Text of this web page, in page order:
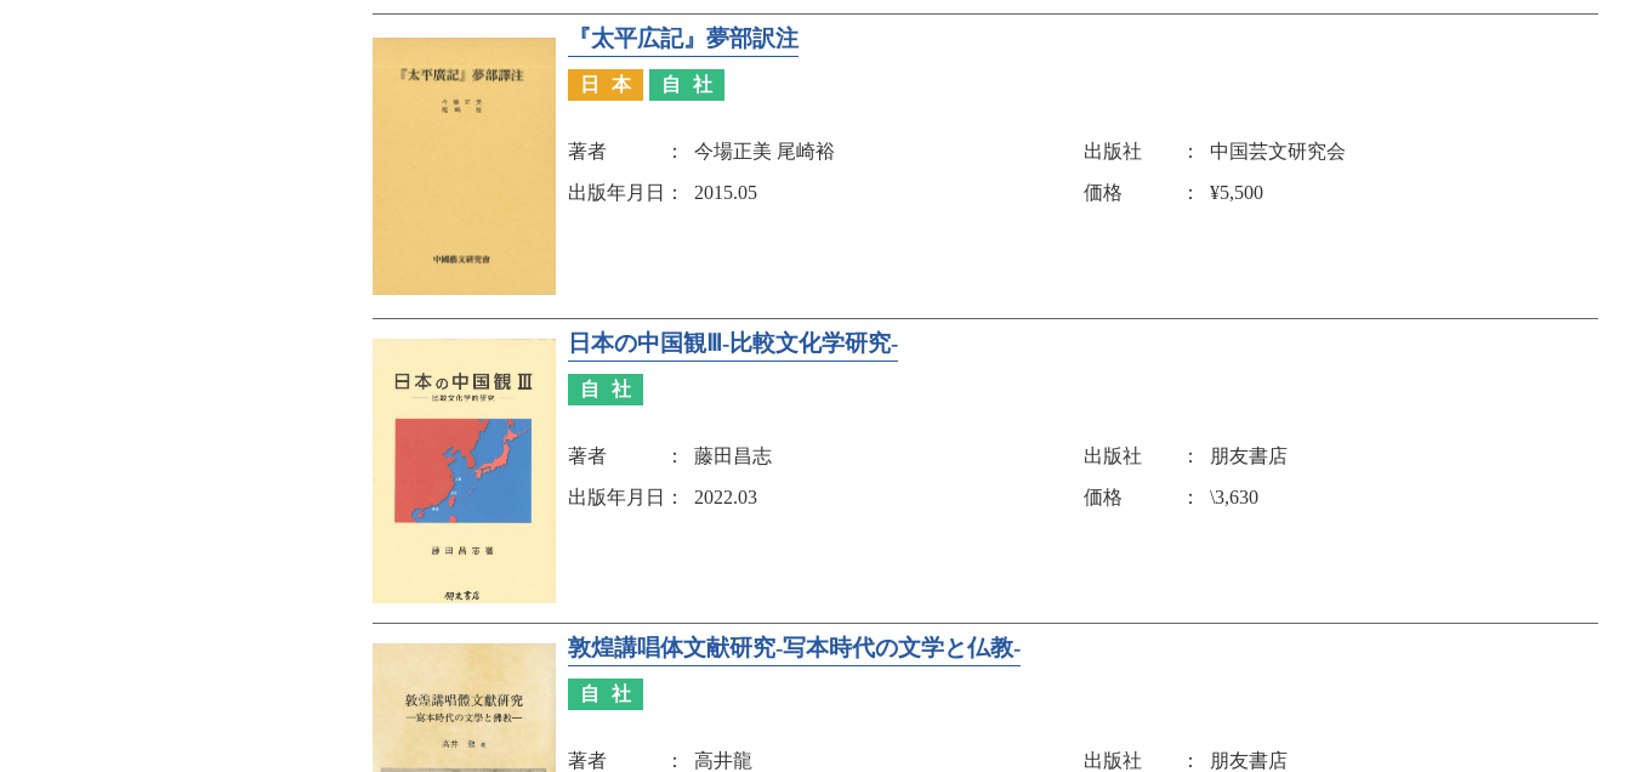
『太平広記』夢部訳注
日本 自社
著者 今場正美 尾崎裕 出版社
中国芸文研究会
出版年月日
2015.05 価格 ¥5,500
日本の中国観Ⅲ-比較文化学研究-
自社
著者 藤田昌志 出版社
朋友書店
出版年月日
2022.03 価格 \3,630
敦煌講唱体文献研究-写本時代の文学と仏教-
自社
著者 高井龍 出版社 朋友書店